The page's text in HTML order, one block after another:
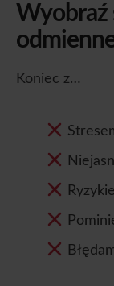
Wyobraź
Koniec z…